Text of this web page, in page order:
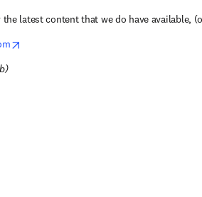
latest content that we do have available,
)